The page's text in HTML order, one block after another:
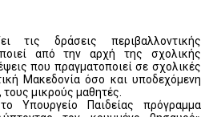
τις δράσεις περιβαλλοντικής
από την αρχή της σχολικής
που πραγματοποιεί σε σχολικές
Μακεδονία όσο και υποδεχόμενη
μικρούς μαθητές.
Υπουργείο Παιδείας πρόγραμμα